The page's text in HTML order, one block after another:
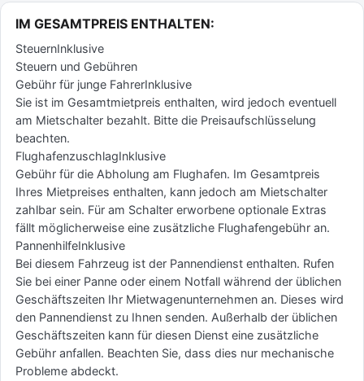
IM GESAMTPREIS ENTHALTEN:
SteuernInklusive
Steuern und Gebühren
Gebühr für junge FahrerInklusive
Sie ist im Gesamtmietpreis enthalten, wird jedoch eventuell
am Mietschalter bezahlt. Bitte die Preisaufschlüsselung
beachten.
FlughafenzuschlagInklusive
Gebühr für die Abholung am Flughafen. Im Gesamtpreis
Ihres Mietpreises enthalten, kann jedoch am Mietschalter
zahlbar sein. Für am Schalter erworbene optionale Extras
fällt möglicherweise eine zusätzliche Flughafengebühr an.
PannenhilfeInklusive
Bei diesem Fahrzeug ist der Pannendienst enthalten. Rufen
Sie bei einer Panne oder einem Notfall während der üblichen
Geschäftszeiten Ihr Mietwagenunternehmen an. Dieses wird
den Pannendienst zu Ihnen senden. Außerhalb der üblichen
Geschäftszeiten kann für diesen Dienst eine zusätzliche
Gebühr anfallen. Beachten Sie, dass dies nur mechanische
Probleme abdeckt.